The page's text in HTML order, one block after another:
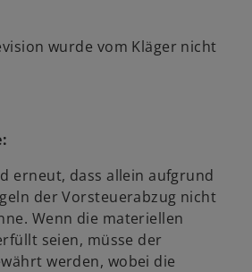
wurde vom Kläger nicht
erneut, dass allein aufgrund
der Vorsteuerabzug nicht
Wenn die materiellen
seien, müsse der
werden, wobei die